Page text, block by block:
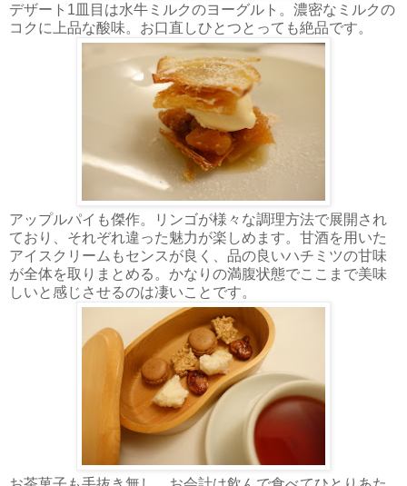
デザート1皿目は水牛ミルクのヨーグルト。濃密なミルクの
コクに上品な酸味。お口直しひとつとっても絶品です。
アップルパイも傑作。リンゴが様々な調理方法で展開され
ており、それぞれ違った魅力が楽しめます。甘酒を用いた
アイスクリームもセンスが良く、品の良いハチミツの甘味
が全体を取りまとめる。かなりの満腹状態でここまで美味
しいと感じさせるのは凄いことです。